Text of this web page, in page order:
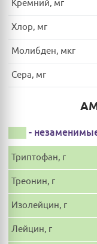
Кремний, мг
Хлор, мг
Молибден, мкг
Сера, мг
-
Триптофан, г
Треонин, г
Изолейцин, г
Лейцин, г